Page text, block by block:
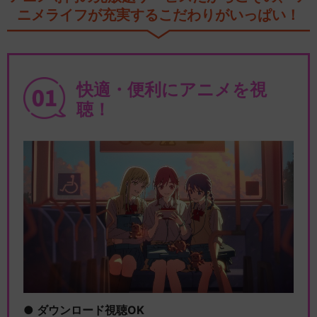
ニメライフが充実するこだわりがいっぱい！
快適・便利にアニメを視
聴！
ダウンロード視聴OK